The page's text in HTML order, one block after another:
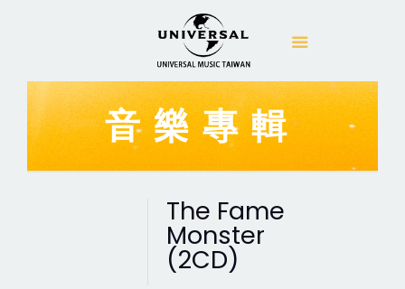
音樂專輯
The Fame
Monster
(2CD)